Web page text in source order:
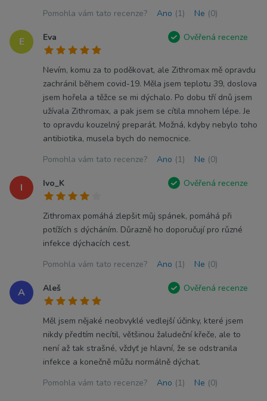
Pomohla vám tato recenze?
Ano (1) Ne (0)
E Eva Ověřená recenze
Nevím, komu za to poděkovat, ale Zithromax mě opravdu
zachránil během covid-19. Měla jsem teplotu 39, doslova
jsem hořela a těžce se mi dýchalo. Po dobu tří dnů jsem
užívala Zithromax, a pak jsem se cítila mnohem lépe. Je
to opravdu kouzelný preparát. Možná, kdyby nebylo toho
antibiotika, musela bych do nemocnice.
Pomohla vám tato recenze?
Ano (1) Ne (0)
I Ivo_K Ověřená recenze
Zithromax pomáhá zlepšit můj spánek, pomáhá při
potížích s dýcháním. Důrazně ho doporučují pro různé
infekce dýchacích cest.
Pomohla vám tato recenze?
Ano (1) Ne (0)
A Aleš Ověřená recenze
Měl jsem nějaké neobvyklé vedlejší účinky, které jsem
nikdy předtím necítil, většinou žaludeční křeče, ale to
není až tak strašné, vždyť je hlavní, že se odstranila
infekce a konečně můžu normálně dýchat.
Pomohla vám tato recenze?
Ano (1) Ne (0)